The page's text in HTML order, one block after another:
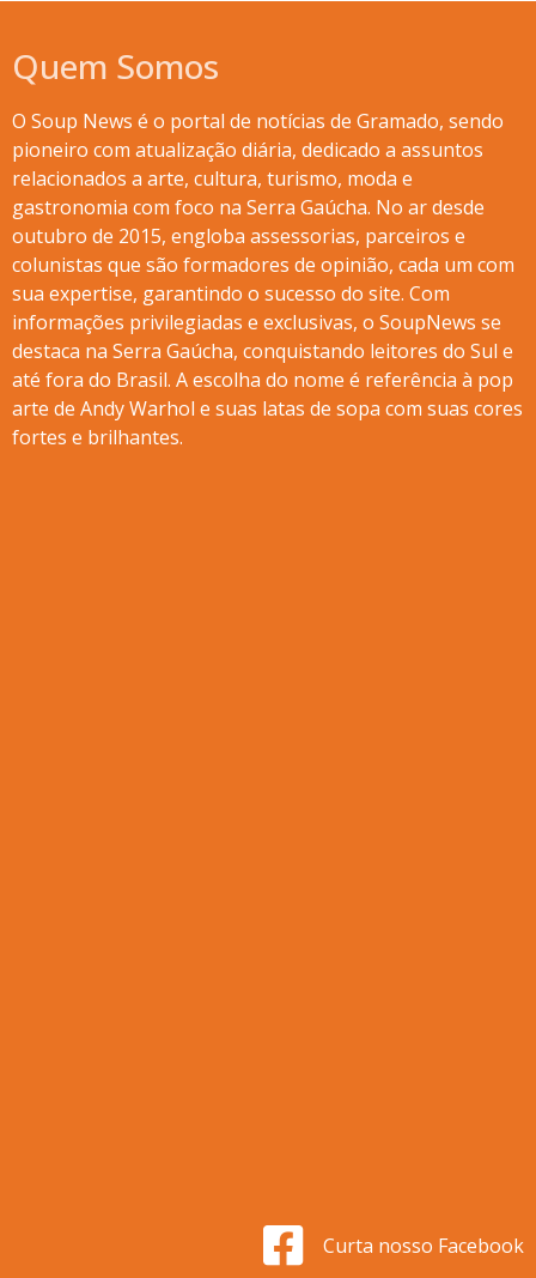
Quem Somos
O Soup News é o portal de notícias de Gramado, sendo
pioneiro com atualização diária, dedicado a assuntos
relacionados a arte, cultura, turismo, moda e
gastronomia com foco na Serra Gaúcha. No ar desde
outubro de 2015, engloba assessorias, parceiros e
colunistas que são formadores de opinião, cada um com
sua expertise, garantindo o sucesso do site. Com
informações privilegiadas e exclusivas, o SoupNews se
destaca na Serra Gaúcha, conquistando leitores do Sul e
até fora do Brasil. A escolha do nome é referência à pop
arte de Andy Warhol e suas latas de sopa com suas cores
fortes e brilhantes.
Curta nosso Facebook